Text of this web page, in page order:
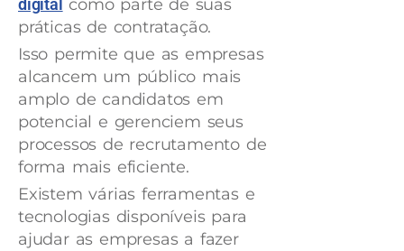
digital
como parte de suas
práticas de contratação.
Isso permite que as empresas
alcancem um público mais
amplo de candidatos em
potencial e gerenciem seus
processos de recrutamento de
forma mais eficiente.
Existem várias ferramentas e
tecnologias disponíveis para
ajudar as empresas a fazer